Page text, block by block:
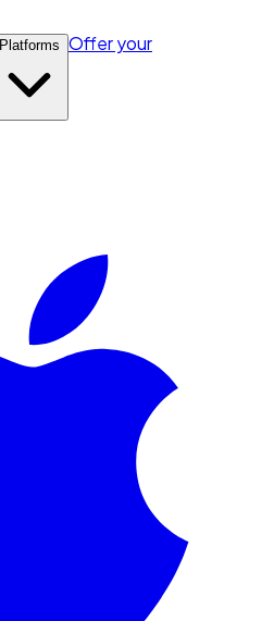
Platforms Offer your